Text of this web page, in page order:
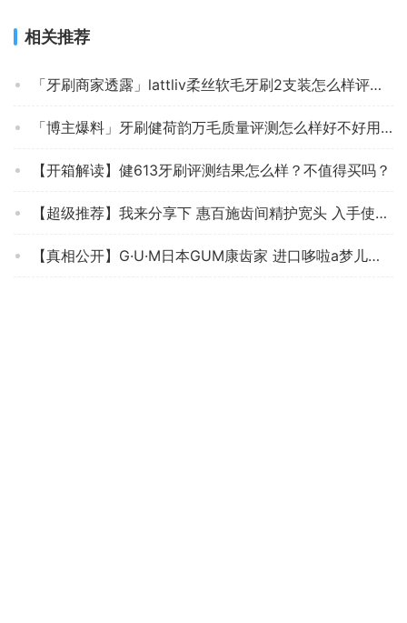
相关推荐
「牙刷商家透露」lattliv柔丝软毛牙刷2支装怎么样评测质量值得买吗？
「博主爆料」牙刷健荷韵万毛质量评测怎么样好不好用？
【开箱解读】健613牙刷评测结果怎么样？不值得买吗？
【超级推荐】我来分享下 惠百施齿间精护宽头 入手使用感受？牙刷评测质量怎么样！
【真相公开】G·U·M日本GUM康齿家 进口哆啦a梦儿童牙刷 呵护幼齿 软毛护齿刷头 性价比解读？质量差不差，必看评测怎么样！